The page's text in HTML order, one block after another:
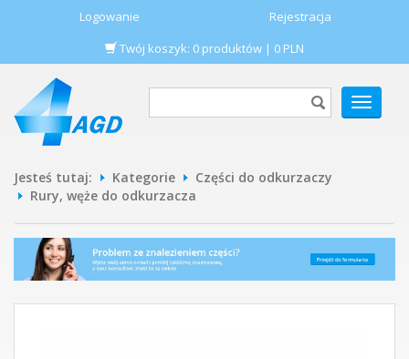
Logowanie
Rejestracja
Twój koszyk: 0 produktów | 0 PLN
POKAŻ
MENU
Jesteś tutaj: Kategorie
Części do odkurzaczy
Rury, węże do odkurzacza